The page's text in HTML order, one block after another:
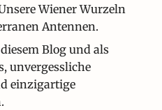
Wiener Wurzeln
Antennen.
Blog und als
unvergessliche
einzigartige